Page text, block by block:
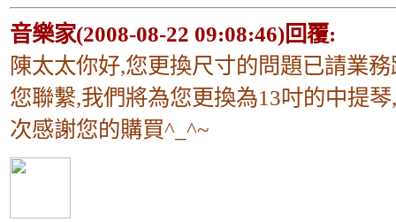
音樂家(2008-08-22 09:08:46)回覆:
陳太太你好,您更換尺寸的問題已請業務
您聯繫,我們將為您更換為13吋的中提琴
次感謝您的購買^_^~